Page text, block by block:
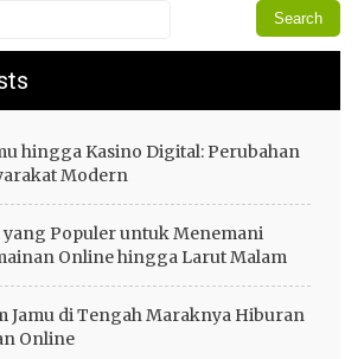
hingga Kasino Digital: Perubahan
Modern
yang Populer untuk Menemani
Online hingga Larut Malam
Jamu di Tengah Maraknya Hiburan
Online